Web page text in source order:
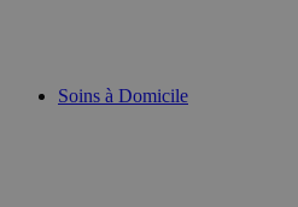
Soins à Domicile